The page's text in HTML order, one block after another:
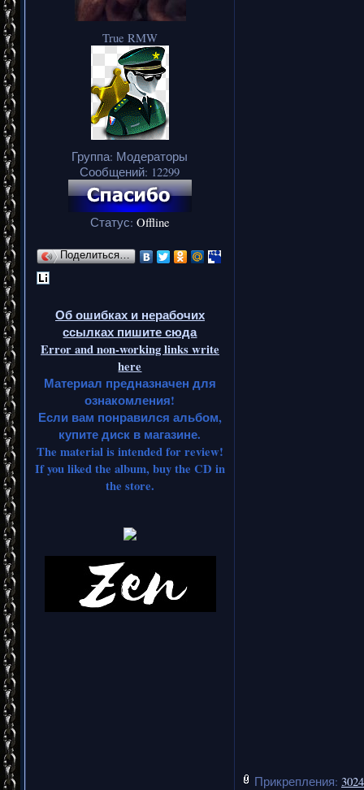
True RMW
Группа: Модераторы
Сообщений: 12299
Статус: Offline
Поделиться…
Об ошибках и нерабочих
ссылках пишите сюда
Error and non-working links write
here
Материал предназначен для
ознакомления!
Если вам понравился альбом,
купите диск в магазине.
The material is intended for review!
If you liked the album, buy the CD in
the store.
Прикрепления: